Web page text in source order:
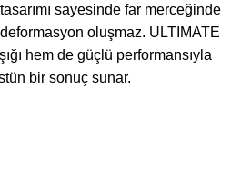
sayesinde far merceğinde
deformasyon oluşmaz. ULTIMATE
hem de güçlü performansıyla
bir sonuç sunar.